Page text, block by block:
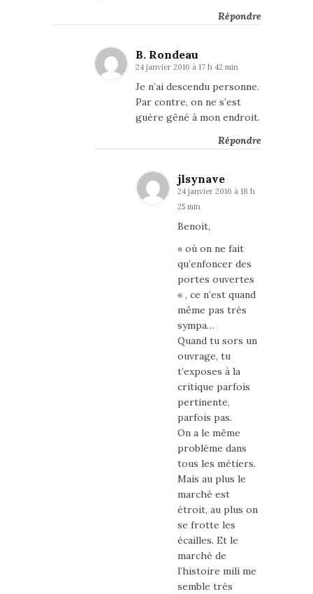
Répondre
B. Rondeau
24 janvier 2016 à 17 h 42 min
Je n’ai descendu personne.
Par contre, on ne s’est
guère gêné à mon endroit.
Répondre
jlsynave
24 janvier 2016 à 18 h
25 min
Benoit,
« où on ne fait
qu’enfoncer des
portes ouvertes
« , ce n’est quand
même pas très
sympa…
Quand tu sors un
ouvrage, tu
t’exposes à la
critique parfois
pertinente,
parfois pas.
On a le même
problème dans
tous les métiers.
Mais au plus le
marché est
étroit, au plus on
se frotte les
écailles. Et le
marché de
l’histoire mili me
semble très